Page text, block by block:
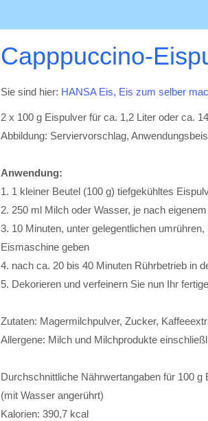
Capppuccino-
Sie sind hier: HANSA Eis, Eis zum selber
2 x 100 g Eispulver für ca. 1,2 Liter oder ca.
Abbildung: Serviervorschlag,
Anwendung:
1. 1 kleiner Beutel (100 g) tiefgekühltes
2. 250 ml Milch oder Wasser, je nach
3. 10 Minuten, unter gelegentlichen
Eismaschine geben
4. nach ca. 20 bis 40 Minuten Rührbetrieb in
5. Dekorieren und verfeinern Sie nun Ihr
Zutaten: Magermilchpulver, Zucker,
Allergene: Milch und Milchprodukte
Durchschnittliche Nährwertangaben für 100
(mit Wasser angerührt)
Kalorien: 390,7 kcal